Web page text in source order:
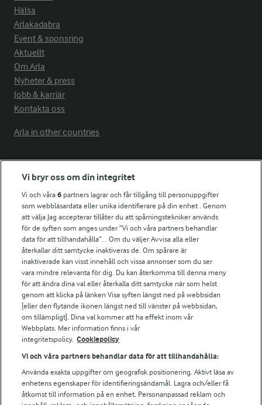
Hälsa
Arlakadabra
Event & sponsring
Aktuellt
Om Arla
Nyheter & press
Jobb & karriär
Kontakta oss
Arla in other countries
Fler Arlasajter
För ägare
Arlas kundportal
Arla.com
Falbygdens Ost
Arla webbshop
Bildbank
Följ oss
Vi bryr oss om din integritet
Vi och våra6 partners lagrar och får tillgång till personuppgifter
som webbläsardata eller unika identifierare på din enhet . Genom
att välja Jag accepterar tillåter du att spårningstekniker används
för de syften som anges under ”Vi och våra partners behandlar
data för att tillhandahålla”. . Om du väljer Avvisa alla eller
återkallar ditt samtycke inaktiveras de. Om spårare är
inaktiverade kan visst innehåll och vissa annonser som du ser
vara mindre relevanta för dig. Du kan återkomma till denna meny
för att ändra dina val eller återkalla ditt samtycke när som helst
genom att klicka på länken Visa syften längst ned på webbsidan
[eller den flytande ikonen längst ned till vänster på webbsidan,
om tillämpligt]. Dina val kommer att ha effekt inom vår
Webbplats. Mer information finns i vår
integritetspolicy. Cookiepolicy
Vi och våra partners behandlar data för att tillhandahålla:
Använda exakta uppgifter om geografisk positionering. Aktivt läsa av
enhetens egenskaper för identifieringsändamål. Lagra och/eller få
åtkomst till information på en enhet. Personanpassad reklam och